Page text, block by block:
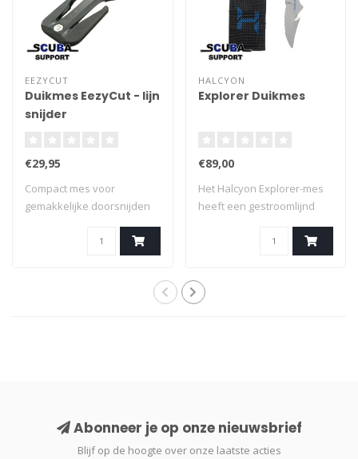
EEZYCUT
Duikmes EezyCut - lijn
snijder
€29,95
Compact mes voor
gemakkelijke doorsnijden
HALCYON
Explorer Duikmes
€89,00
Het Halcyon Explorer-mes
heeft een gestroomlijnd
Abonneer je op onze nieuwsbrief
Blijf op de hoogte over onze laatste acties